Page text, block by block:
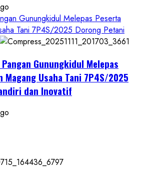
Gunungkidul Melepas Peserta
Tani 7P4S/2025 Dorong Petani
Gunungkidul Melepas
Usaha Tani 7P4S/2025
dan Inovatif